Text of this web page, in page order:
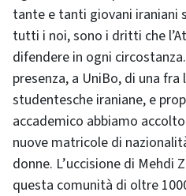
tante e tanti giovani
tutti i noi, sono i dritti che
difendere in ogni
presenza, a UniBo, di una
studentesche iraniane, e
accademico abbiamo
nuove matricole di
donne. L’uccisione di Mehdi
questa comunità di oltre